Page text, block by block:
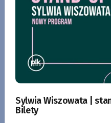
Sylwia Wiszowata |
Bilety